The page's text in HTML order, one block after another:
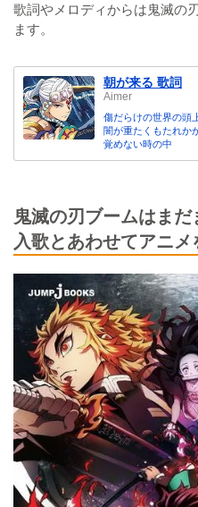
歌詞やメロディからは鬼滅の
ます。
朝が来る 歌詞
Aimer
傷だらけの世界の頭
闇が重たくもたれか
覚めない時の中
鬼滅の刃ブームはま
入歌とあわせてアニメ